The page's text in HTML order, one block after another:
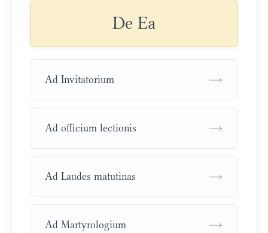
De Ea
Ad Invitatorium →
Ad officium lectionis →
Ad Laudes matutinas →
Ad Martyrologium →